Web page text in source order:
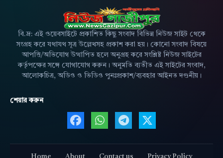
বি.দ্র: এই ওয়েবসাইটে প্রকাশিত কিছু সংবাদ বিভিন্ন নিউজ সাইট থেকে
সংগ্রহ করে যথাযথ সূত্র উল্লেখসহ প্রকাশ করা হয়। কোনো সংবাদ বিষয়ে
আপত্তি/অভিযোগ উত্থাপিত হলে অনুগ্রহ করে সংশ্লিষ্ট নিউজ সাইটের
কর্তৃপক্ষের সঙ্গে যোগাযোগ করুন। অনুমতি ব্যতীত এই সাইটের সংবাদ,
আলোকচিত্র, অডিও ও ভিডিও পুনঃপ্রকাশ/ব্যবহার আইনত দণ্ডনীয়।
শেয়ার করুন
Facebook এ শেয়ার করুন
WhatsApp এ শেয়ার করুন
Telegram এ শেয়ার